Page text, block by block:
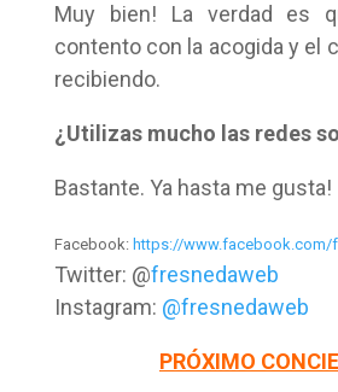
Muy bien! La verdad es
contento con la acogida y el
recibiendo.
¿Utilizas mucho las redes
Bastante. Ya hasta me gusta!
Facebook: https://www.facebook.com/
Twitter: @fresnedaweb
Instagram: @fresnedaweb
PRÓXIMO